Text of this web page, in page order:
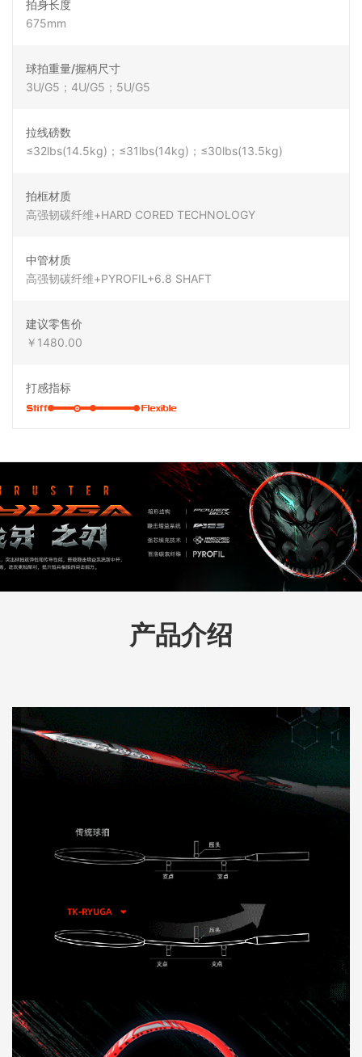
拍身长度
675mm
球拍重量/握柄尺寸
3U/G5；4U/G5；5U/G5
拉线磅数
≤32lbs(14.5kg)；≤31lbs(14kg)；≤30lbs(13.5kg)
拍框材质
高强韧碳纤维+HARD CORED TECHNOLOGY
中管材质
高强韧碳纤维+PYROFIL+6.8 SHAFT
建议零售价
￥1480.00
打感指标
产品介绍